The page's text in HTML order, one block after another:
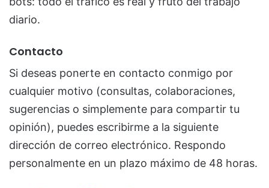
diario.
Contacto
Si deseas ponerte en contacto conmigo por
cualquier motivo (consultas, colaboraciones,
sugerencias o simplemente para compartir tu
opinión), puedes escribirme a la siguiente
dirección de correo electrónico. Respondo
personalmente en un plazo máximo de 48 horas.